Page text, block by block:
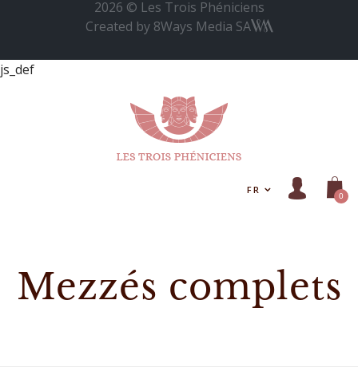
2026 © Les Trois Phéniciens
Created by 8Ways Media SA
js_def
0
FR
Mezzés complets